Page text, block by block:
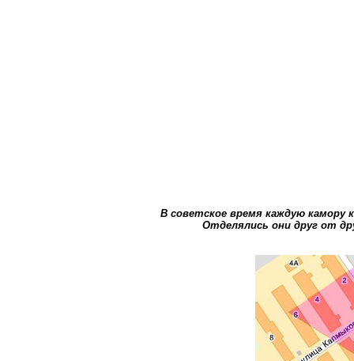
В советское время каждую камору
Отделялись они друг от